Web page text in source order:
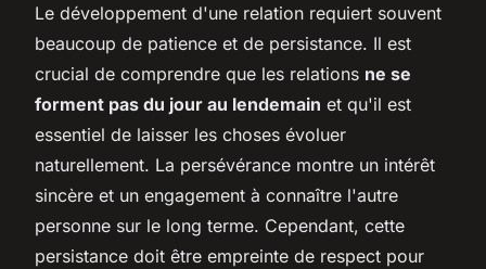
Le développement d'une relation requiert souvent
beaucoup de patience et de persistance. Il est
crucial de comprendre que les relations ne se
forment pas du jour au lendemain et qu'il est
essentiel de laisser les choses évoluer
naturellement. La persévérance montre un intérêt
sincère et un engagement à connaître l'autre
personne sur le long terme. Cependant, cette
persistance doit être empreinte de respect pour